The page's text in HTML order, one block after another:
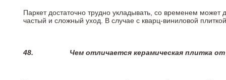
Паркет достаточно трудно укладывать, со временем
частый и сложный уход. В случае с кварц-виниловой
48. Чем отличается керамическая плитка